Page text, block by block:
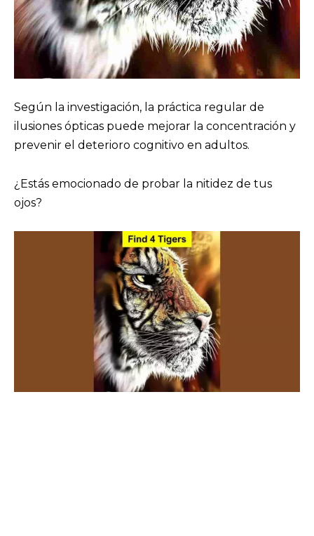
Según la investigación, la práctica regular de
ilusiones ópticas puede mejorar la concentración y
prevenir el deterioro cognitivo en adultos.
¿Estás emocionado de probar la nitidez de tus
ojos?